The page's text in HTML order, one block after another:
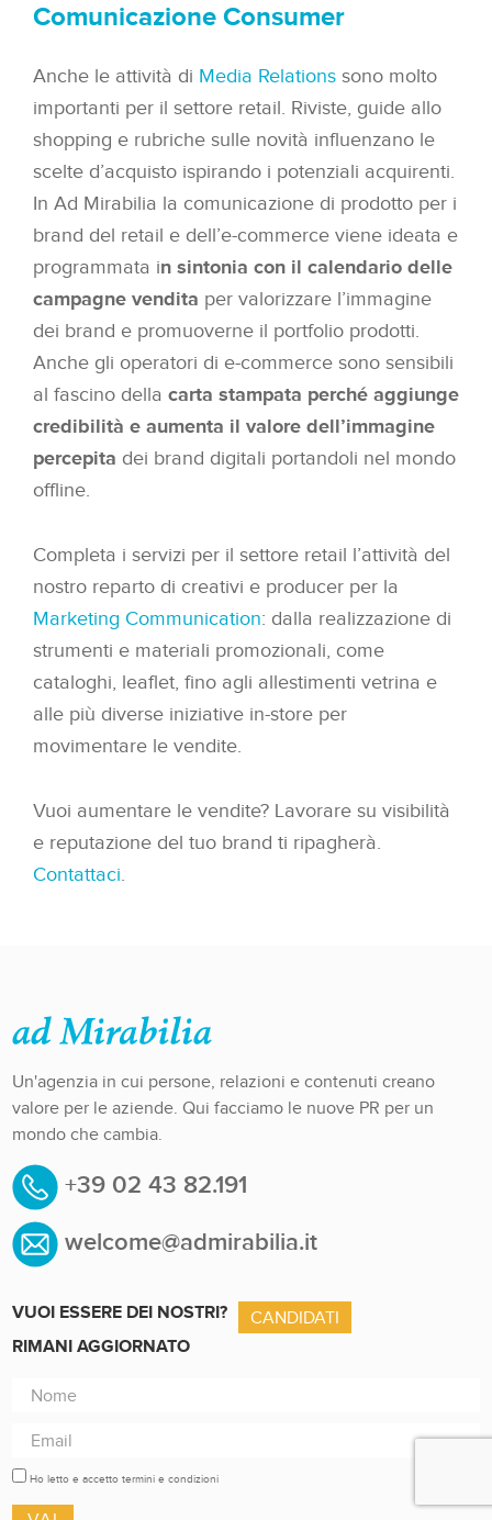
Comunicazione Consumer
Anche le attività di Media Relations sono molto
importanti per il settore retail. Riviste, guide allo
shopping e rubriche sulle novità influenzano le
scelte d’acquisto ispirando i potenziali acquirenti.
In Ad Mirabilia la comunicazione di prodotto per i
brand del retail e dell’e-commerce viene ideata e
programmata in sintonia con il calendario delle
campagne vendita per valorizzare l’immagine
dei brand e promuoverne il portfolio prodotti.
Anche gli operatori di e-commerce sono sensibili
al fascino della carta stampata perché aggiunge
credibilità e aumenta il valore dell’immagine
percepita dei brand digitali portandoli nel mondo
offline.
Completa i servizi per il settore retail l’attività del
nostro reparto di creativi e producer per la
Marketing Communication: dalla realizzazione di
strumenti e materiali promozionali, come
cataloghi, leaflet, fino agli allestimenti vetrina e
alle più diverse iniziative in-store per
movimentare le vendite.
Vuoi aumentare le vendite? Lavorare su visibilità
e reputazione del tuo brand ti ripagherà.
Contattaci.
Un'agenzia in cui persone, relazioni e contenuti creano
valore per le aziende. Qui facciamo le nuove PR per un
mondo che cambia.
+39 02 43 82.191
welcome@admirabilia.it
VUOI ESSERE DEI NOSTRI?
CANDIDATI
RIMANI AGGIORNATO
Ho letto e accetto termini e condizioni